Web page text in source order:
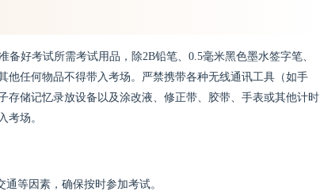
好考试所需考试用品，除2B铅笔、0.5毫米黑色墨水签字笔、
任何物品不得带入考场。严禁携带各种无线通讯工具（如手
储记忆录放设备以及涂改液、修正带、胶带、手表或其他计时
考场。
等因素，确保按时参加考试。